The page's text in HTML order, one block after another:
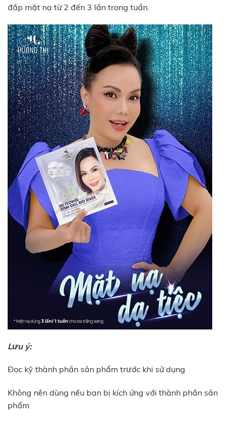
đắp mặt nạ từ 2 đến 3 lần trong tuần.
Lưu ý:
Đọc kỹ thành phần sản phẩm trước khi sử dụng
Không nên dùng nếu bạn bị kích ứng với thành phần sản
phẩm